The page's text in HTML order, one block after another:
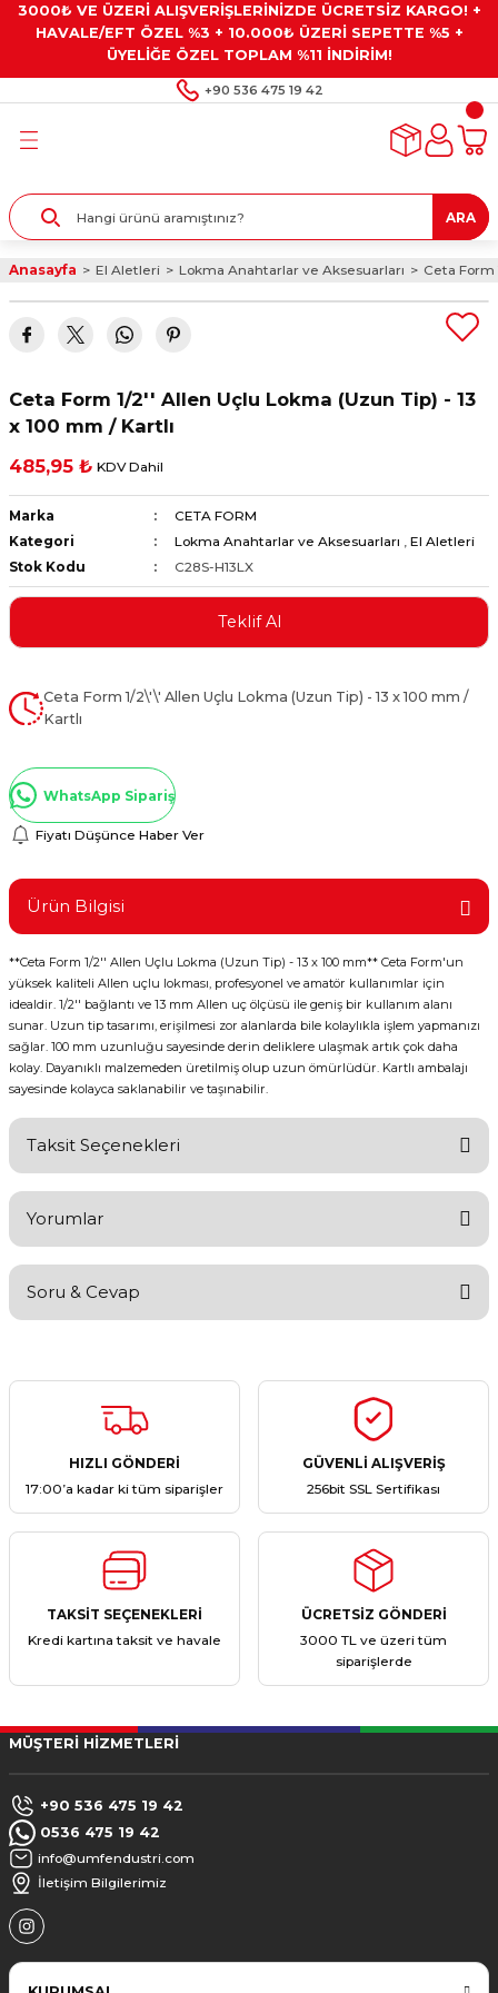
3000₺ VE ÜZERİ ALIŞVERİŞLERİNİZDE ÜCRETSİZ KARGO! +
HAVALE/EFT ÖZEL %3 + 10.000₺ ÜZERİ SEPETTE %5 +
ÜYELİĞE ÖZEL TOPLAM %11 İNDİRİM!
+90 536 475 19 42
Geri Dön
Geri Dön
Geri Dön
Gresler
Geri Dön
Alet Setleri
ve Multimetreler
ve Penseler
Geri Dön
Taşları ve
ARA
Anasayfa El Aletleri Lokma Anahtarlar ve Aksesuarları Ceta Form
Ceta Form 1/2'' Allen Uçlu Lokma (Uzun Tip) - 13
x 100 mm / Kartlı
485,95 ₺ KDV Dahil
Marka
CETA FORM
Kategori
Lokma Anahtarlar ve Aksesuarları , El Aletleri
Stok Kodu
C28S-H13LX
Teklif Al
Ceta Form 1/2\'\' Allen Uçlu Lokma (Uzun Tip) - 13 x 100 mm /
Kartlı
WhatsApp Sipariş
Fiyatı Düşünce Haber Ver
Ürün Bilgisi
**Ceta Form 1/2'' Allen Uçlu Lokma (Uzun Tip) - 13 x 100 mm** Ceta Form'un
yüksek kaliteli Allen uçlu lokması, profesyonel ve amatör kullanımlar için
idealdir. 1/2'' bağlantı ve 13 mm Allen uç ölçüsü ile geniş bir kullanım alanı
sunar. Uzun tip tasarımı, erişilmesi zor alanlarda bile kolaylıkla işlem yapmanızı
sağlar. 100 mm uzunluğu sayesinde derin deliklere ulaşmak artık çok daha
kolay. Dayanıklı malzemeden üretilmiş olup uzun ömürlüdür. Kartlı ambalajı
sayesinde kolayca saklanabilir ve taşınabilir.
Taksit Seçenekleri
Yorumlar
Yorum Yaz
Soru & Cevap
Ürün hakkında henüz soru sorulmamış.
HIZLI GÖNDERİ
17:00’a kadar ki tüm siparişler
GÜVENLİ ALIŞVERİŞ
256bit SSL Sertifikası
TAKSİT SEÇENEKLERİ
Kredi kartına taksit ve havale
ÜCRETSİZ GÖNDERİ
3000 TL ve üzeri tüm
siparişlerde
MÜŞTERİ HİZMETLERİ
+90 536 475 19 42
0536 475 19 42
info@umfendustri.com
İletişim Bilgilerimiz